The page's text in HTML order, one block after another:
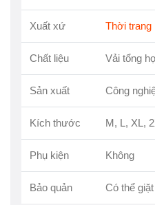
Xuất xứ Thời trang
Chất liệu Vải tổng
Sản xuất Công
Kích thước M, L, XL,
Phụ kiện Không
Bảo quản Có thể